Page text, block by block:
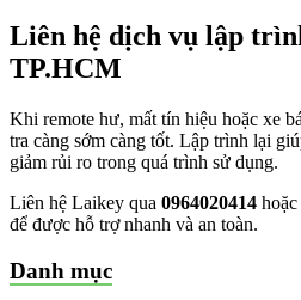
Liên hệ dịch vụ lập
TP.HCM
Khi remote hư, mất tín hiệu hoặc xe
tra càng sớm càng tốt. Lập trình lại
giảm rủi ro trong quá trình sử dụng.
Liên hệ Laikey qua 0964020414
để được hỗ trợ nhanh và an toàn.
Danh mục